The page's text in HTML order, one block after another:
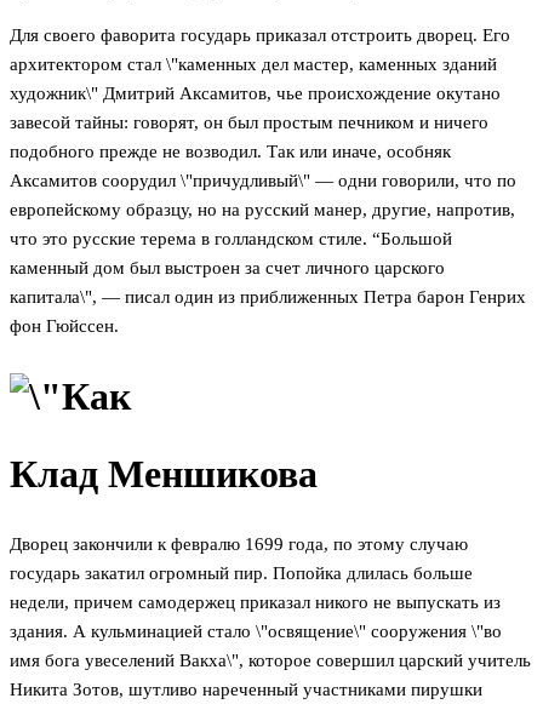
Для своего фаворита государь приказал отстроить дворец. Его
архитектором стал \"каменных дел мастер, каменных зданий
художник\" Дмитрий Аксамитов, чье происхождение окутано
завесой тайны: говорят, он был простым печником и ничего
подобного прежде не возводил. Так или иначе, особняк
Аксамитов соорудил \"причудливый\" — одни говорили, что по
европейскому образцу, но на русский манер, другие, напротив,
что это русские терема в голландском стиле. “Большой
каменный дом был выстроен за счет личного царского
капитала\", — писал один из приближенных Петра барон Генрих
фон Гюйссен.
Клад Меншикова
Дворец закончили к февралю 1699 года, по этому случаю
государь закатил огромный пир. Попойка длилась больше
недели, причем самодержец приказал никого не выпускать из
здания. А кульминацией стало \"освящение\" сооружения \"во
имя бога увеселений Вакха\", которое совершил царский учитель
Никита Зотов, шутливо нареченный участниками пирушки